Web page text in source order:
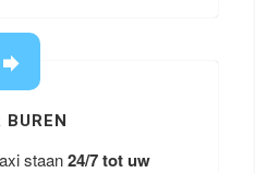
BUREN
staan24/7 tot uw